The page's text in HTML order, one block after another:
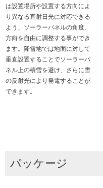
は設置場所や設置する方向によ
り異なる直射日光に対応できる
よう、ソーラーパネルの角度、
方向を自由に調整する事ができ
ます。降雪地では地面に対して
垂直設置することでソーラーパ
ネル上の積雪を避け、さらに雪
の反射光により発電することが
できます。
パッケージ